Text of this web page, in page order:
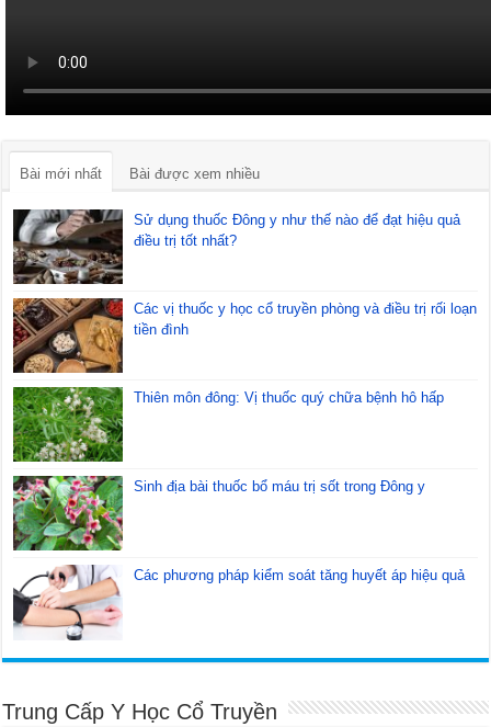
Bài mới nhất Bài được xem nhiều
Sử dụng thuốc Đông y như thế nào để đạt hiệu quả
điều trị tốt nhất?
Các vị thuốc y học cổ truyền phòng và điều trị rối loạn
tiền đình
Thiên môn đông: Vị thuốc quý chữa bệnh hô hấp
Sinh địa bài thuốc bổ máu trị sốt trong Đông y
Các phương pháp kiểm soát tăng huyết áp hiệu quả
Trung Cấp Y Học Cổ Truyền